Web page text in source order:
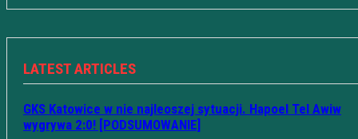
LATEST ARTICLES
GKS Katowice w nie najleoszej sytuacji. Hapoel Tel Awiw
wygrywa 2:0! [PODSUMOWANIE]